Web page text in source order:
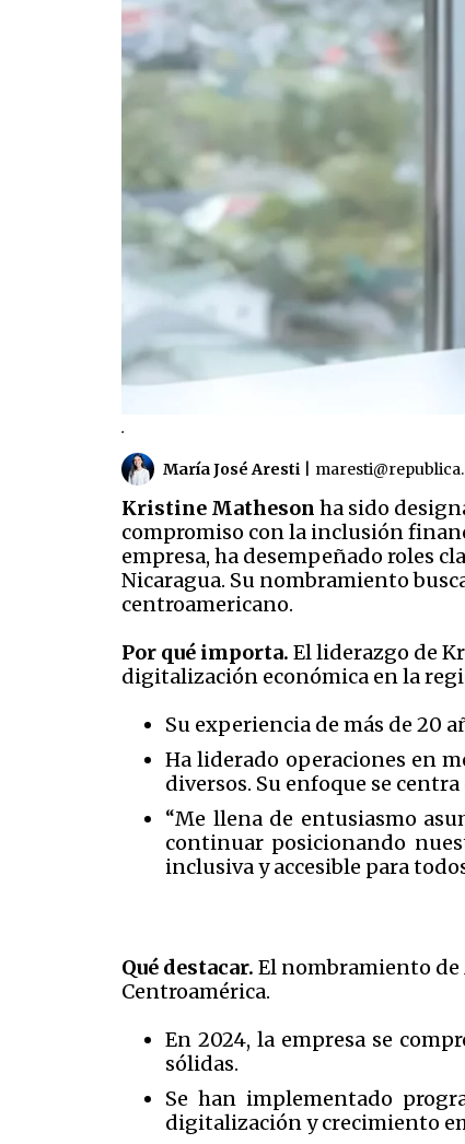
.
María José Aresti
Kristine Matheson ha sido
compromiso con la inclusión
empresa, ha desempeñado roles
Nicaragua. Su nombramiento
centroamericano.
Por qué importa. El liderazgo de
digitalización económica en la
Su experiencia de más de 20
Ha liderado operaciones en
diversos. Su enfoque se
“Me llena de entusiasmo
continuar posicionando
inclusiva y accesible para
Qué destacar. El nombramiento de
Centroamérica.
En 2024, la empresa se
sólidas.
Se han implementado
digitalización y crecimiento